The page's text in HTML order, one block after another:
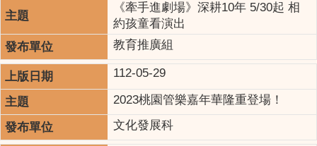
《牽手進劇場》深耕10年 5/30起 相
約孩童看演出
教育推廣組
112-05-29
2023桃園管樂嘉年華隆重登場！
文化發展科